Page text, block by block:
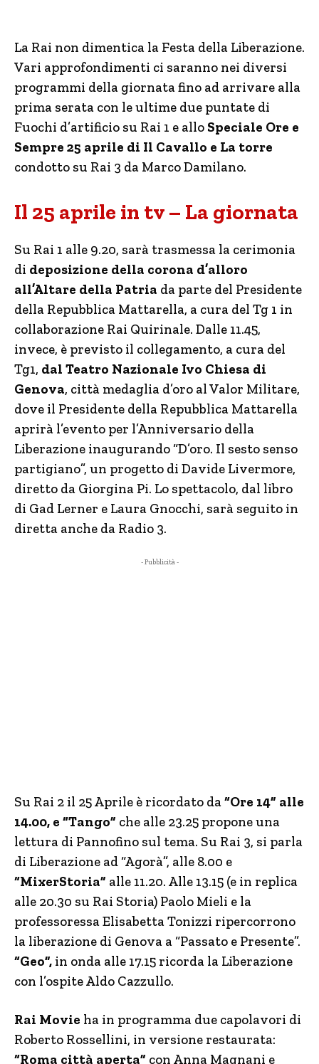
La Rai non dimentica la Festa della Liberazione.
Vari approfondimenti ci saranno nei diversi
programmi della giornata fino ad arrivare alla
prima serata con le ultime due puntate di
Fuochi d’artificio su Rai 1 e allo Speciale Ore e
Sempre 25 aprile di Il Cavallo e La torre
condotto su Rai 3 da Marco Damilano.
Il 25 aprile in tv – La giornata
Su Rai 1 alle 9.20, sarà trasmessa la cerimonia
di deposizione della corona d’alloro
all’Altare della Patria da parte del Presidente
della Repubblica Mattarella, a cura del Tg 1 in
collaborazione Rai Quirinale. Dalle 11.45,
invece, è previsto il collegamento, a cura del
Tg1, dal Teatro Nazionale Ivo Chiesa di
Genova, città medaglia d’oro al Valor Militare,
dove il Presidente della Repubblica Mattarella
aprirà l’evento per l’Anniversario della
Liberazione inaugurando “D’oro. Il sesto senso
partigiano”, un progetto di Davide Livermore,
diretto da Giorgina Pi. Lo spettacolo, dal libro
di Gad Lerner e Laura Gnocchi, sarà seguito in
diretta anche da Radio 3.
- Pubblicità -
Su Rai 2 il 25 Aprile è ricordato da“Ore 14” alle
14.00, e “Tango” che alle 23.25 propone una
lettura di Pannofino sul tema. Su Rai 3, si parla
di Liberazione ad “Agorà”, alle 8.00 e
“MixerStoria” alle 11.20. Alle 13.15 (e in replica
alle 20.30 su Rai Storia) Paolo Mieli e la
professoressa Elisabetta Tonizzi ripercorrono
la liberazione di Genova a “Passato e Presente”.
“Geo”, in onda alle 17.15 ricorda la Liberazione
con l’ospite Aldo Cazzullo.
Rai Movie ha in programma due capolavori di
Roberto Rossellini, in versione restaurata:
“Roma città aperta” con Anna Magnani e